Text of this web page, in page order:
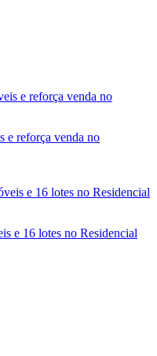
e reforça venda no
e 16 lotes no Residencial